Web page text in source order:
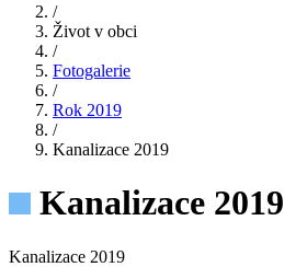
/
Život v obci
/
Fotogalerie
/
Rok 2019
/
Kanalizace 2019
Kanalizace 2019
Kanalizace 2019